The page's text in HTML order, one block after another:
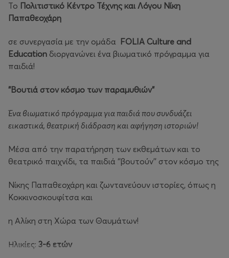
Το Πολιτιστικό Κέντρο Τέχνης και Λόγου Νίκη
Παπαθεοχάρη
σε συνεργασία με την ομάδα FOLIA Culture and
Education διοργανώνει ένα βιωματικό πρόγραμμα για
παιδιά!
"Βουτιά στον κόσμο των παραμυθιών"
Ένα βιωματικό πρόγραμμα για παιδιά που συνδυάζει
εικαστικά, θεατρική διάδραση και αφήγηση ιστοριών!
Μέσα από την παρατήρηση των εκθεμάτων και το
θεατρικό παιχνίδι, τα παιδιά ‘’βουτούν’’ στον κόσμο της
Νίκης Παπαθεοχάρη και ζωντανεύουν ιστορίες, όπως η
Κοκκινοσκουφίτσα και
η Αλίκη στη Χώρα των Θαυμάτων!
Ηλικίες: 3-6 ετών